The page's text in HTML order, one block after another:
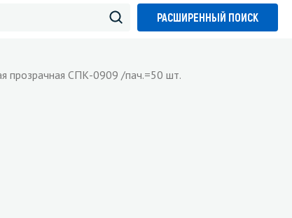
РАСШИРЕННЫЙ ПОИСК
прозрачная СПК-0909 /пач.=50 шт.